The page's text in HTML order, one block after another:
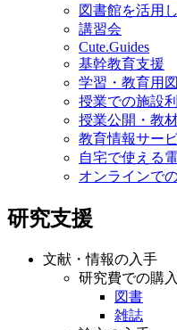
図書館を活用
講習会
Cute.Guides
基幹教育支援
学習・教育用
授業での施設
授業公開・教
教育情報サー
自宅で使える
オンラインで
研究支援
文献・情報の入手
研究費での購入
図書
雑誌